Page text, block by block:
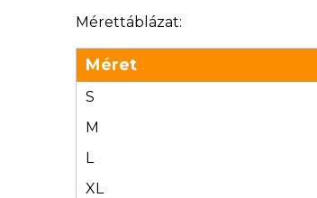
Mérettáblázat:
Méret
S
M
L
XL